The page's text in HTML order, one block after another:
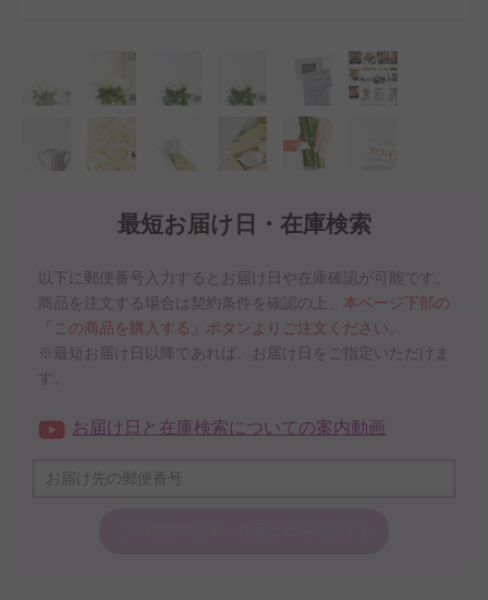
最短お届け日・在庫検索
以下に郵便番号入力するとお届け日や在庫確認が可能です。
商品を注文する場合は契約条件を確認の上、 本ページ下部の
「この商品を購入する」ボタンよりご注文ください。
※最短お届け日以降であれば、お届け日をご指定いただけま
す。
お届け日と在庫検索についての案内動画